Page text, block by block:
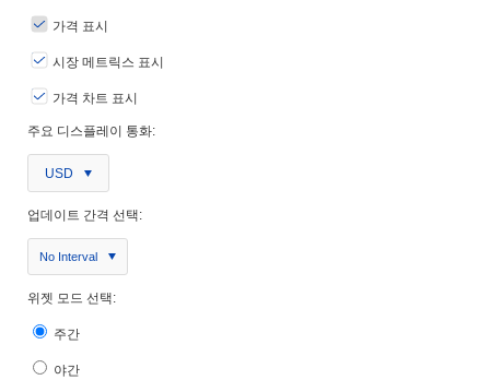
가격 표시
시장 메트릭스 표시
가격 차트 표시
주요 디스플레이 통화:
USD
업데이트 간격 선택:
No Interval
위젯 모드 선택:
주간
야간